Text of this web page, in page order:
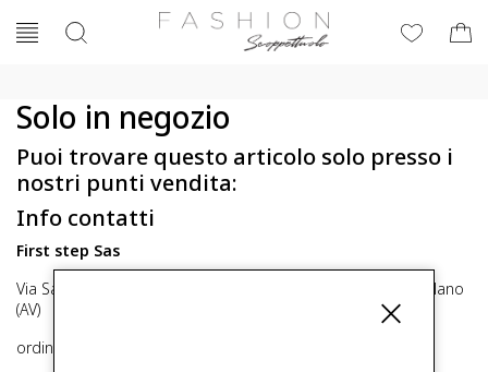
Solo in negozio
Puoi trovare questo articolo solo presso i
nostri punti vendita:
Info contatti
First step Sas
Via San Michele 16, Mirabella Eclano (Av) 83036 Mirabella Eclano
(AV)
ordini@fashionscoppettuolo.it